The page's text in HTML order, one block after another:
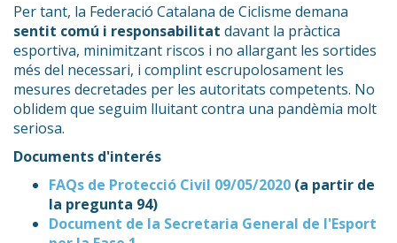
Per tant, la Federació Catalana de Ciclisme demana
sentit comú i responsabilitat davant la pràctica
esportiva, minimitzant riscos i no allargant les sortides
més del necessari, i complint escrupolosament les
mesures decretades per les autoritats competents. No
oblidem que seguim lluitant contra una pandèmia molt
seriosa.
Documents d'interés
FAQs de Protecció Civil 09/05/2020 (a partir de
la pregunta 94)
Document de la Secretaria General de l'Esport